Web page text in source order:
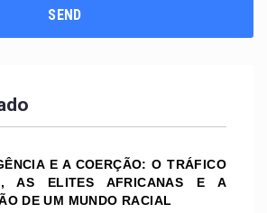
E A COERÇÃO: O TRÁFICO
AS ELITES AFRICANAS E A
DE UM MUNDO RACIAL